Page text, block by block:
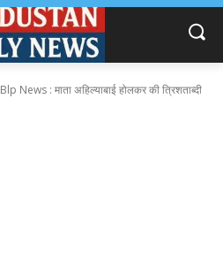
Blp News : माता अहिल्याबाई होलकर की त्रिशताब्दी